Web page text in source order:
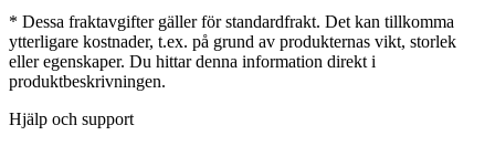
* Dessa fraktavgifter gäller för standardfrakt. Det kan tillkomma
ytterligare kostnader, t.ex. på grund av produkternas vikt, storlek
eller egenskaper. Du hittar denna information direkt i
produktbeskrivningen.
Hjälp och support